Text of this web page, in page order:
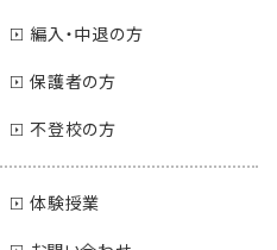
編入・中退の方
保護者の方
不登校の方
体験授業